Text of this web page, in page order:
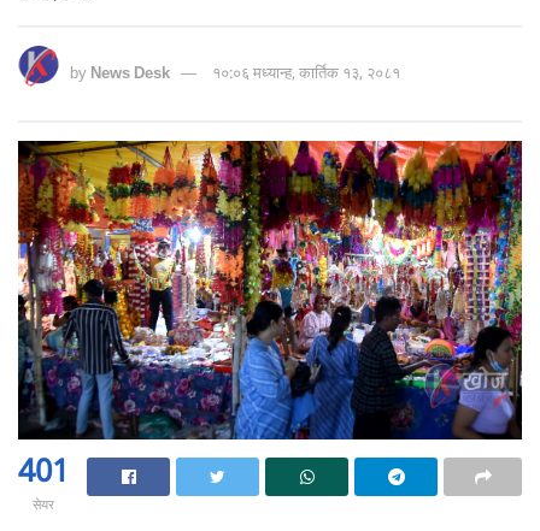
byNews Desk १०:०६ मध्यान्ह, कार्तिक १३, २०८१
401
सेयर